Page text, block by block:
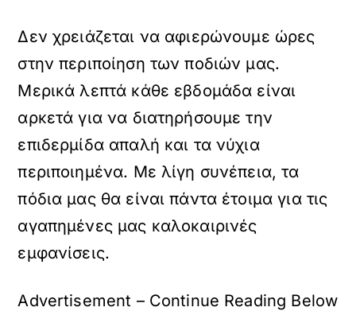
Δεν χρειάζεται να αφιερώνουμε ώρες
στην περιποίηση των ποδιών μας.
Μερικά λεπτά κάθε εβδομάδα είναι
αρκετά για να διατηρήσουμε την
επιδερμίδα απαλή και τα νύχια
περιποιημένα. Με λίγη συνέπεια, τα
πόδια μας θα είναι πάντα έτοιμα για τις
αγαπημένες μας καλοκαιρινές
εμφανίσεις.
Advertisement – Continue Reading Below